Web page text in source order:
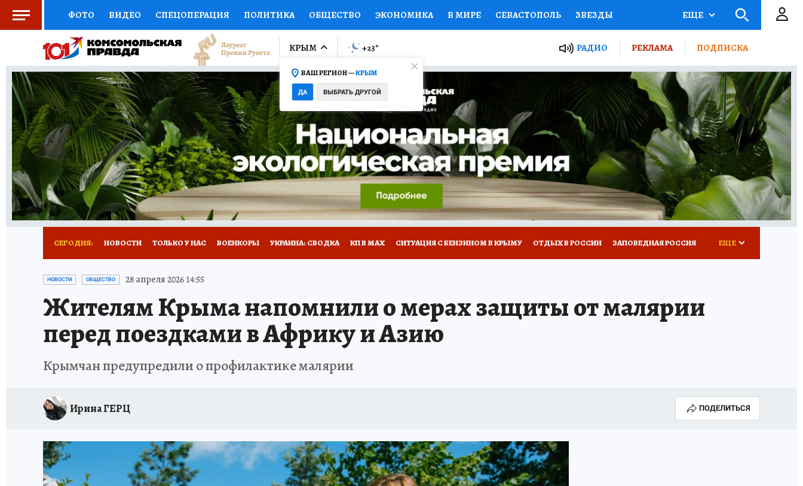
ФОТО ВИДЕО СПЕЦОПЕРАЦИЯ ПОЛИТИКА ОБЩЕСТВО ЭКОНОМИКА В МИРЕ СЕВАСТОПОЛЬ ЗВЕЗДЫ
ЗДОРОВЬЕ СОЦПОДДЕРЖКА НАУКА СПОРТ КОЛУМНИСТЫ НАЦИОНАЛЬНЫЕ ПРОЕКТЫ РОССИИ
ВЫБОР ЭКСПЕРТОВ ДОКТОР ФИНАНСЫ ОТКРЫВАЕМ МИР СЕМЬЯ ЖЕНСКИЕ СЕКРЕТЫ ПУТЕВОДИТЕЛЬ
КНИЖНАЯ ПОЛКА ПРОГНОЗЫ НА СПОРТ ПРОМОКОДЫ СЕРИАЛЫ СПЕЦПРОЕКТЫ ДЕФИЦИТ ЖЕЛЕЗА ТУРИЗМ
ПРЕСС-ЦЕНТР НЕДВИЖИМОСТЬ ТЕЛЕВИЗОР КОНКУРСЫ РАБОТА У НАС ГИД ПОТРЕБИТЕЛЯ ВСЕ О КП РАДИО КП
КОЛЛЕКЦИИ РЕКЛАМА ТЕСТЫ НОВОЕ НА САЙТЕ
ЕЩЕ
КРЫМ
ВАШ РЕГИОН —КРЫМ
ДА ВЫБРАТЬ ДРУГОЙ
+23° РАДИО РЕКЛАМА ПОДПИСКА
СЕГОДНЯ: НОВОСТИ ТОЛЬКО У НАС ВОЕНКОРЫ УКРАИНА: СВОДКА КП В МАХ СИТУАЦИЯ С БЕНЗИНОМ В КРЫМУ ОТДЫХ В РОССИИ ЗАПОВЕДНАЯ РОССИЯ
СИТУАЦИЯ С МАЗУТОМ В КРЫМУ
ЕЩЕ
НОВОСТИ ОБЩЕСТВО 28 апреля 2026 14:55
Жителям Крыма напомнили о мерах защиты от малярии
перед поездками в Африку и Азию
Крымчан предупредили о профилактике малярии
Ирина ГЕРЦ ПОДЕЛИТЬСЯ